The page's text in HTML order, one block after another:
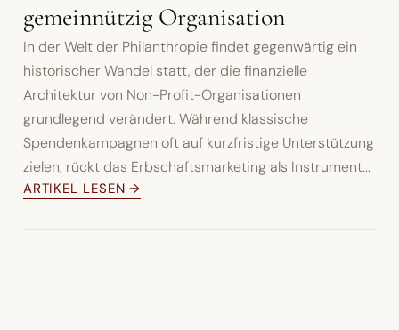
gemeinnützig Organisation
In der Welt der Philanthropie findet gegenwärtig ein
historischer Wandel statt, der die finanzielle
Architektur von Non-Profit-Organisationen
grundlegend verändert. Während klassische
Spendenkampagnen oft auf kurzfristige Unterstützung
zielen, rückt das Erbschaftsmarketing als Instrument...
ARTIKEL LESEN →